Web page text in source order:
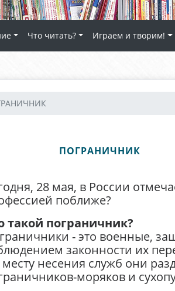
Что читать? Играем и творим!
ПОГРАНИЧНИК
28 мая, в России
поближе?
такой пограничник?
- это военные,
законности их
несения служб они
моряков и